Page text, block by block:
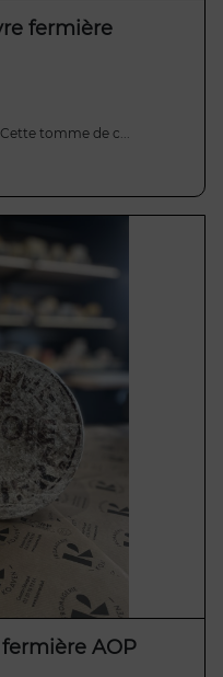
fermière
tomme de c...
AOP